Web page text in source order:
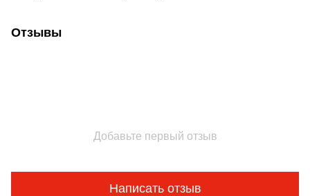
Отзывы
Добавьте первый отзыв
Написать отзыв